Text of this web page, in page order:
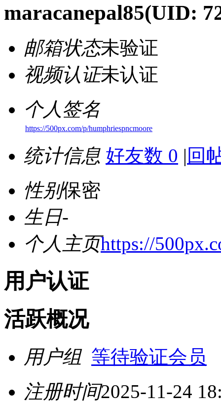
maracanepal85(UID:
邮箱状态未验证
视频认证未认证
个人签名
https://500px.com/p/humphriespncmoore
统计信息 好友数 0 | 回
性别保密
生日-
个人主页https://
用户认证
活跃概况
用户组 等待验证会员
注册时间2025-11-24